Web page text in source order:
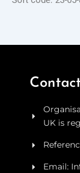
UK is
Email: